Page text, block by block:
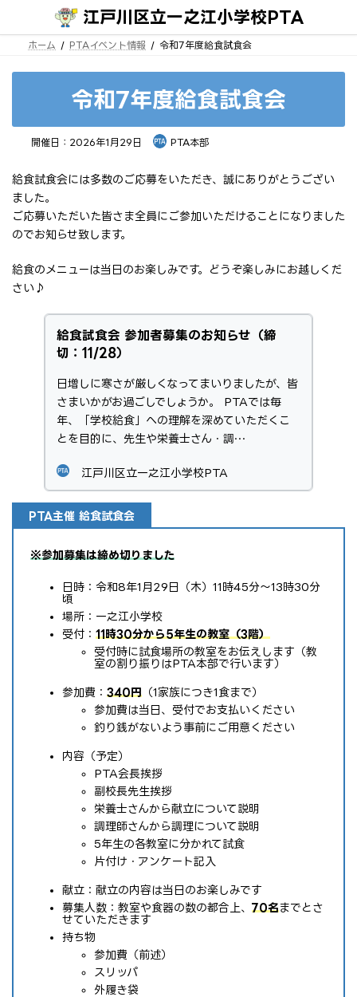
江戸川区立一之江小学校PTA
ホーム PTAイベント情報 令和7年度給食試食会
令和7年度給食試食会
開催日：2026年1月29日 PTA本部
給食試食会には多数のご応募をいただき、誠にありがとうござい
ました。
ご応募いただいた皆さま全員にご参加いただけることになりました
のでお知らせ致します。
給食のメニューは当日のお楽しみです。どうぞ楽しみにお越しくだ
さい♪
給食試食会 参加者募集のお知らせ（締
切：11/28）
日増しに寒さが厳しくなってまいりましたが、皆
さまいかがお過ごしでしょうか。 PTAでは毎
年、「学校給食」への理解を深めていただくこ
とを目的に、先生や栄養士さん・調…
江戸川区立一之江小学校PTA
PTA主催 給食試食会
※参加募集は締め切りました
日時：令和8年1月29日（木）11時45分〜13時30分
頃
場所：一之江小学校
受付： 11時30分から5年生の教室（3階）
受付時に試食場所の教室をお伝えします（教
室の割り振りはPTA本部で行います）
参加費： 340円 （1家族につき1食まで）
参加費は当日、受付でお支払いください
釣り銭がないよう事前にご用意ください
内容（予定）
PTA会長挨拶
副校長先生挨拶
栄養士さんから献立について説明
調理師さんから調理について説明
5年生の各教室に分かれて試食
片付け・アンケート記入
献立：献立の内容は当日のお楽しみです
募集人数：教室や食器の数の都合上、 70名までとさ
せていただきます
持ち物
参加費（前述）
スリッパ
外履き袋